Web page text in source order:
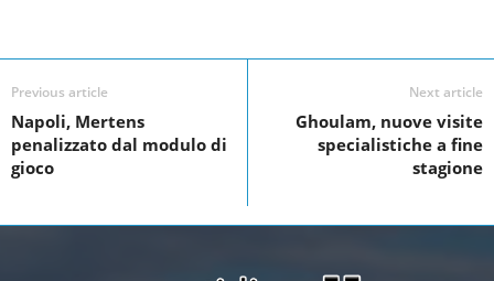
e
b
o
o
k
t
t
e
r
k
e
d
I
r
Previous article
Napoli, Mertens
penalizzato dal modulo di
gioco
Next article
Ghoulam, nuove visite
specialistiche a fine
stagione